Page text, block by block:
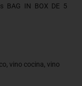
BAG IN BOX DE 5
, vino cocina, vino